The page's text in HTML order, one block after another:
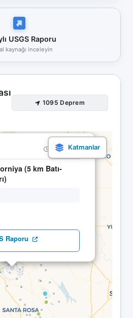
USGS Raporu
kaynağı inceleyin
1095 Deprem
12.05 10:26
(5 km Batı-
Raporu
×